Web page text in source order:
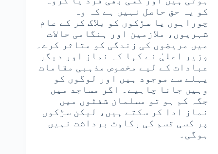
کو یہ حق حاصل نہیں ہے کہ وہ
چوراہوں یا سڑکوں کو بلاک کر کے عام
شہریوں، ملازمین اور ہنگامی حالات
میں مریضوں کی زندگی کو متاثر کرے۔
وزیر اعلیٰ نے کہا کہ نماز اور دیگر
عبادات کے لیے مخصوص مذہبی مقامات
پہلے سے موجود ہیں اور لوگوں کو
وہیں جانا چاہیے۔ اگر مساجد میں
جگہ کم ہو تو مسلمان شفٹوں میں
نماز ادا کر سکتے ہیں، لیکن سڑکوں
پر کسی قسم کی رکاوٹ برداشت نہیں
ہوگی۔